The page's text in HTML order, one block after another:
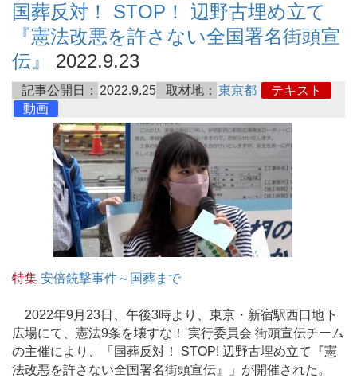
国葬反対！ STOP！ 辺野古埋め立て
『憲法改悪を許さない全国署名街頭宣
伝』
2022.9.23
記事公開日： 2022.9.25 取材地： 東京都
テキスト
動画
特集 安倍銃撃事件～国葬まで
2022年9月23日、午後3時より、東京・新宿駅西口地下
広場にて、憲法9条を壊すな！ 実行委員会 街頭宣伝チーム
の主催により、「国葬反対！ STOP! 辺野古埋め立て『憲
法改悪を許さない全国署名街頭宣伝』」が開催された。